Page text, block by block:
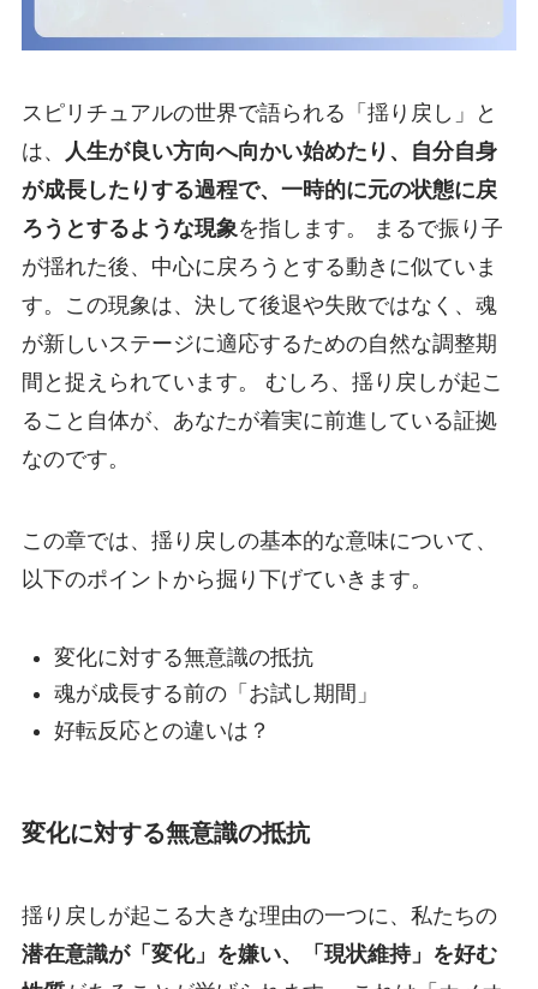
スピリチュアルの世界で語られる「揺り戻し」と
は、
人生が良い方向へ向かい始めたり、自分自身
が成長したりする過程で、一時的に元の状態に戻
ろうとするような現象を指します。 まるで振り子
が揺れた後、中心に戻ろうとする動きに似ていま
す。この現象は、決して後退や失敗ではなく、魂
が新しいステージに適応するための自然な調整期
間と捉えられています。 むしろ、揺り戻しが起こ
ること自体が、あなたが着実に前進している証拠
なのです。
この章では、揺り戻しの基本的な意味について、
以下のポイントから掘り下げていきます。
変化に対する無意識の抵抗
魂が成長する前の「お試し期間」
好転反応との違いは？
変化に対する無意識の抵抗
揺り戻しが起こる大きな理由の一つに、私たちの
潜在意識が「変化」を嫌い、「現状維持」を好む